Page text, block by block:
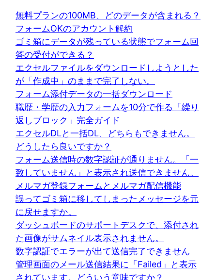
無料プランの100MB、どのデータが含まれる？
フォームOKのアカウント解約
ゴミ箱にデータが残っている状態でフォーム回
答の受付ができる？
エクセルファイルをダウンロードしようとした
が「作成中」のままで完了しない。
フォーム添付データの一括ダウンロード
職歴・学歴の入力フォームを10分で作る「繰り
返しブロック」完全ガイド
エクセルDLと一括DL、どちらもできません。
どうしたら良いですか？
フォーム送信時の数字認証が通りません。「一
致していません」と表示され送信できません。
メルマガ登録フォームとメルマガ配信機能
誤ってゴミ箱に移してしまったメッセージを元
に戻せますか。
ダッシュボードのサポートデスクで、添付され
た画像がサムネイル表示されません。
数字認証でエラーが出て送信完了できません
管理画面のメール送信結果に「Failed」と表示
されています。どういう意味ですか？